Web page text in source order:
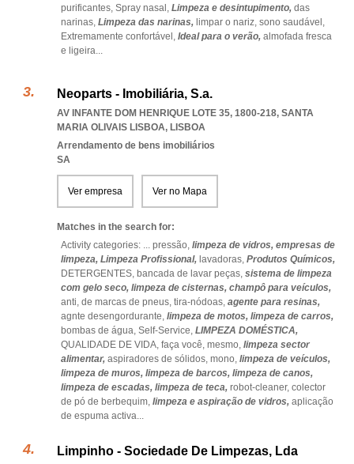
purificantes, Spray nasal, Limpeza e desintupimento, das
narinas, Limpeza das narinas, limpar o nariz, sono saudável,
Extremamente confortável, Ideal para o verão, almofada fresca
e ligeira...
Neoparts - Imobiliária, S.a.
AV INFANTE DOM HENRIQUE LOTE 35, 1800-218, SANTA
MARIA OLIVAIS LISBOA, LISBOA
Arrendamento de bens imobiliários
SA
Ver empresa Ver no Mapa
Matches in the search for:
Activity categories: ... pressão, limpeza de vidros, empresas de
limpeza, Limpeza Profissional, lavadoras, Produtos Químicos,
DETERGENTES, bancada de lavar peças, sistema de limpeza
com gelo seco, limpeza de cisternas, champô para veículos,
anti, de marcas de pneus, tira-nódoas, agente para resinas,
agnte desengordurante, limpeza de motos, limpeza de carros,
bombas de água, Self-Service, LIMPEZA DOMÉSTICA,
QUALIDADE DE VIDA, faça você, mesmo, limpeza sector
alimentar, aspiradores de sólidos, mono, limpeza de veículos,
limpeza de muros, limpeza de barcos, limpeza de canos,
limpeza de escadas, limpeza de teca, robot-cleaner, colector
de pó de berbequim, limpeza e aspiração de vidros, aplicação
de espuma activa...
Limpinho - Sociedade De Limpezas, Lda